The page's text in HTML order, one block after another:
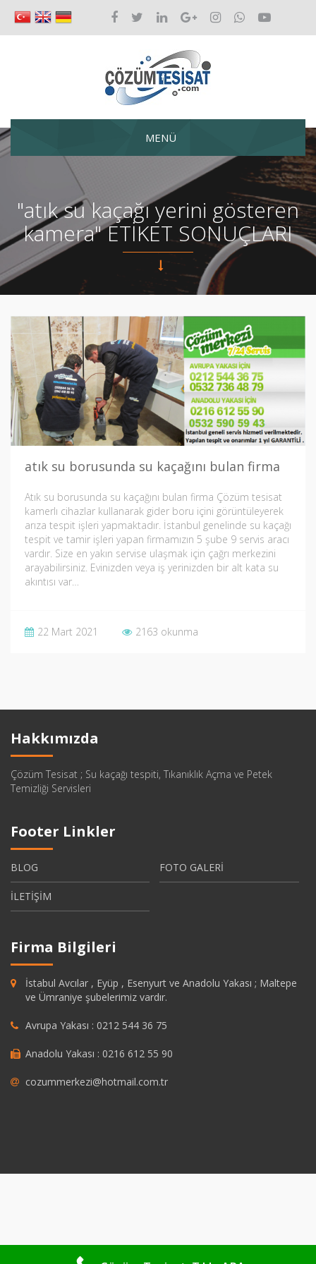
MENÜ
"atık su kaçağı yerini gösteren
kamera" ETİKET SONUÇLARI
atık su borusunda su kaçağını bulan firma
Atık su borusunda su kaçağını bulan firma Çözüm tesisat
kamerlı cihazlar kullanarak gider boru içini görüntüleyerek
arıza tespit işleri yapmaktadır. İstanbul genelinde su kaçağı
tespit ve tamir işleri yapan firmamızın 5 şube 9 servis aracı
vardır. Size en yakın servise ulaşmak için çağrı merkezini
arayabilirsiniz. Evinizden veya iş yerinizden bir alt kata su
akıntısı var…
22 Mart 2021 2163 okunma
Hakkımızda
Çözüm Tesisat ; Su kaçağı tespiti, Tıkanıklık Açma ve Petek
Temizliği Servisleri
Footer Linkler
BLOG FOTO GALERİ
İLETİŞİM
Firma Bilgileri
İstabul Avcılar , Eyüp , Esenyurt ve Anadolu Yakası ; Maltepe
ve Ümraniye şubelerimiz vardır.
Avrupa Yakası : 0212 544 36 75
Anadolu Yakası : 0216 612 55 90
cozummerkezi@hotmail.com.tr